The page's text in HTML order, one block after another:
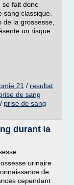
se fait donc
classique.
la grossesse,
un risque
21 / resultat
de sang
/ prise de sang
durant la
urinaire
de
cependant